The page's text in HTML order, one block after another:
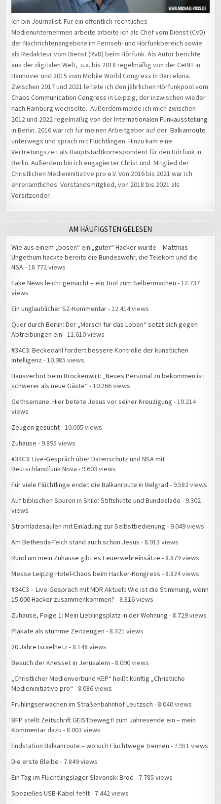
Ich bin Journalist. Für ein öffentlich-rechtliches
Medienunternehmen arbeite arbeite ich als Chef vom Dienst (CvD)
der Nachrichtenangebote im Fernseh- und Hörfunkbereich sowie
als Redakteur vom Dienst (RvD) beim Hörfunk. Als Autor berichte
aus der digitalen Welt, u.a. bis 2018 regelmäßig von der CeBIT in
Hannover und 2015 vom Mobile World Congress in Barcelona.
Zwischen 2017 und 2021 leitete ich den jährlichen Hörfunkpool vom
Chaos Communication Congress in Leipzig, der inzwischen wieder
nach Hamburg wechselte. Außerdem melde ich mich zwischen
2012 und 2022 regelmäßig von derInternationalen Funkausstellung
in Berlin. 2016 war ich für meinen Arbeitgeber auf derBalkanroute
unterwegs und sprach mit Flüchtlingen. Hinzu kam eine
Vertretungszeit als Hauptstadtkorrespondent für den Hörfunk in
Berlin. Außerdem bin ich engagierter Christ und Mitglied der
Christlichen Medieninitiative pro e.V. Von 2016 bis 2021 war ich
ehrenamtliches Vorstandsmitglied, von 2018 bis 2021 als
Vorsitzender.
AM HÄUFIGSTEN GELESEN
Wie aus einem „bösen“ ein „guter“ Hacker wurde – Matthias
Ungethüm hackte bereits die Bundeswehr, die Telekom und die
NSA- 18.772 views
Fake News leicht gemacht – ein Tool zum Selbermachen - 12.737
views
Ein unglaublicher SZ-Kommentar- 12.414 views
Quer durch Berlin: Der „Marsch für das Leben“ setzt sich gegen
Abtreibungen ein - 11.610 views
#34C3: Beckedahl fordert bessere Kontrolle der künstlichen
Intelligenz - 10.985 views
Hausverbot beim Brockenwirt: „Neues Personal zu bekommen ist
schwerer als neue Gäste“ - 10.266 views
Gethsemane: Hier betete Jesus vor seiner Kreuzigung - 10.214
views
Zeugen gesucht- 10.005 views
Zuhause - 9.895 views
#34C3: Live-Gespräch über Datenschutz und NSA mit
Deutschlandfunk Nova - 9.603 views
Für viele Flüchtlinge endet die Balkanroute in Belgrad - 9.583 views
Auf biblischen Spuren in Shilo: Stiftshütte und Bundeslade - 9.302
views
Stromladesäulen mit Einladung zur Selbstbedienung - 9.049 views
Am Bethesda-Teich stand auch schon Jesus - 8.913 views
Rund um mein Zuhause gibt es Feuerwehreinsätze - 8.879 views
Messe Leipzig Hotel-Chaos beim Hacker-Kongress - 8.824 views
#34C3 – Live-Gespräch mit MDR Aktuell: Wie ist die Stimmung, wenn
15.000 Hacker zusammenkommen? - 8.816 views
Zuhause, Folge 1: Mein Lieblingsplatz in der Wohnung - 8.729 views
Plakate als stumme Zeitzeugen - 8.321 views
20 Jahre Israelnetz - 8.148 views
Besuch der Knesset in Jerusalem - 8.090 views
„Christlicher Medienverbund KEP“ heißt künftig „Christliche
Medieninitiative pro“ - 8.086 views
Frühlingserwachen im Straßenbahnhof Leutzsch - 8.040 views
BFP stellt Zeitschrift GEISTbewegt! zum Jahresende ein – mein
Kommentar dazu - 8.003 views
Endstation Balkanroute – wo sich Fluchtwege trennen - 7.911 views
Die erste Bleibe - 7.849 views
Ein Tag im Flüchtlingslager Slavonski Brod - 7.785 views
Spezielles USB-Kabel fehlt- 7.442 views